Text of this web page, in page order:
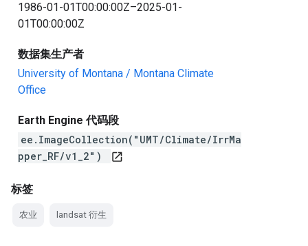
1986-01-01T00:00:00Z–2025-01-
01T00:00:00Z
数据集生产者
University of Montana / Montana Climate
Office
Earth Engine 代码段
ee.ImageCollection("UMT/Climate/IrrMa
pper_RF/v1_2")
open_in_new
标签
农业 landsat 衍生